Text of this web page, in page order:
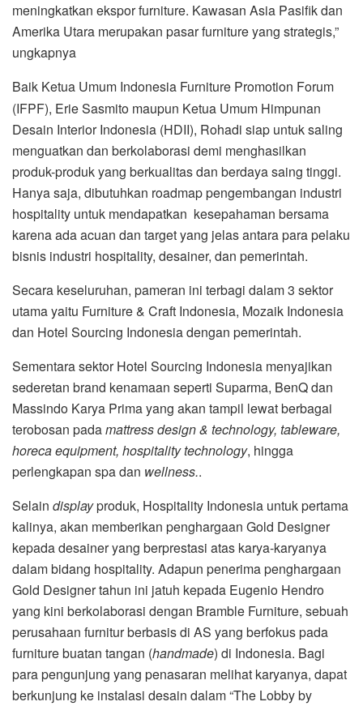
meningkatkan ekspor furniture. Kawasan Asia Pasifik dan
Amerika Utara merupakan pasar furniture yang strategis,”
ungkapnya
Baik Ketua Umum Indonesia Furniture Promotion Forum
(IFPF), Erie Sasmito maupun Ketua Umum Himpunan
Desain Interior Indonesia (HDII), Rohadi siap untuk saling
menguatkan dan berkolaborasi demi menghasilkan
produk-produk yang berkualitas dan berdaya saing tinggi.
Hanya saja, dibutuhkan roadmap pengembangan industri
hospitality untuk mendapatkan kesepahaman bersama
karena ada acuan dan target yang jelas antara para pelaku
bisnis industri hospitality, desainer, dan pemerintah.
Secara keseluruhan, pameran ini terbagi dalam 3 sektor
utama yaitu Furniture & Craft Indonesia, Mozaik Indonesia
dan Hotel Sourcing Indonesia dengan pemerintah.
Sementara sektor Hotel Sourcing Indonesia menyajikan
sederetan brand kenamaan seperti Suparma, BenQ dan
Massindo Karya Prima yang akan tampil lewat berbagai
terobosan padamattress design & technology, tableware,
horeca equipment, hospitality technology, hingga
perlengkapan spa dan wellness..
Selain displayproduk, Hospitality Indonesia untuk pertama
kalinya, akan memberikan penghargaan Gold Designer
kepada desainer yang berprestasi atas karya-karyanya
dalam bidang hospitality. Adapun penerima penghargaan
Gold Designer tahun ini jatuh kepada Eugenio Hendro
yang kini berkolaborasi dengan Bramble Furniture, sebuah
perusahaan furnitur berbasis di AS yang berfokus pada
furniture buatan tangan (handmade) di Indonesia. Bagi
para pengunjung yang penasaran melihat karyanya, dapat
berkunjung ke instalasi desain dalam “The Lobby by